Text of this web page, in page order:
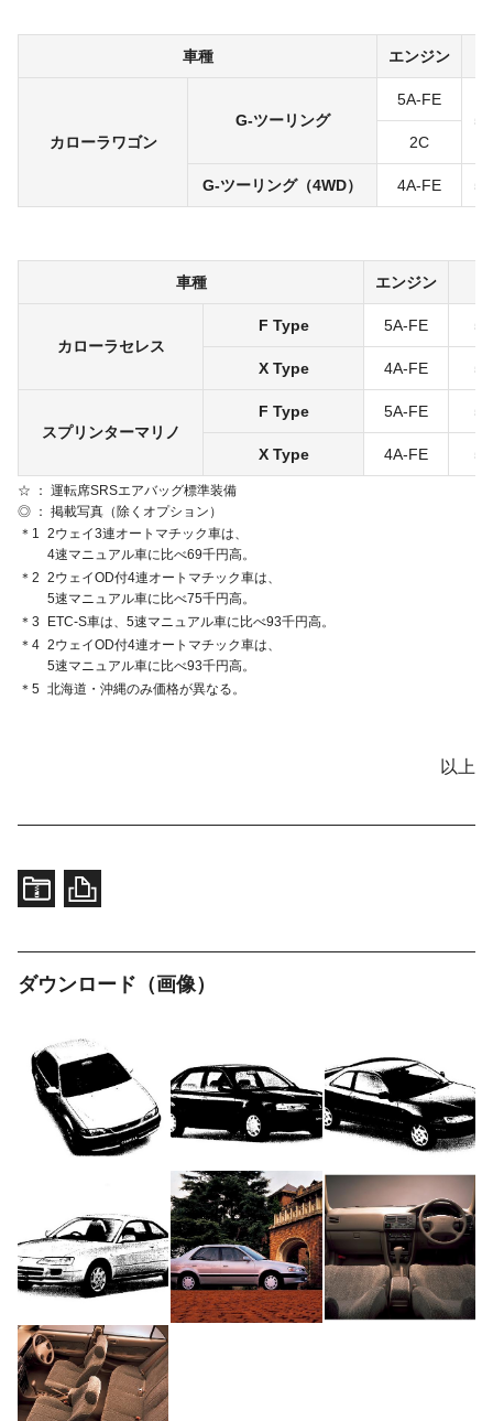
車種 エンジン
カローラワゴン
G-ツーリング
5A-FE
5
2C
G-ツーリング（4WD） 4A-FE 5
車種 エンジン
カローラセレス
F Type 5A-FE 5
X Type 4A-FE 5
スプリンターマリノ
F Type 5A-FE 5
X Type 4A-FE 5
☆ ： 運転席SRSエアバッグ標準装備
◎ ： 掲載写真（除くオプション）
＊1 2ウェイ3連オートマチック車は、
4速マニュアル車に比べ69千円高。
＊2 2ウェイOD付4連オートマチック車は、
5速マニュアル車に比べ75千円高。
＊3
ETC-S車は、5速マニュアル車に比べ93千円高。
＊4 2ウェイOD付4連オートマチック車は、
5速マニュアル車に比べ93千円高。
＊5 北海道・沖縄のみ価格が異なる。
以上
ダウンロード（画像）